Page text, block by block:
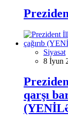
Siyasət
8 İyun
qarşı